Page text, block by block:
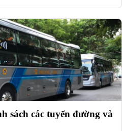
sách các tuyến đường và